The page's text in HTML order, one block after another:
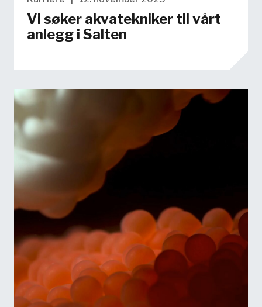
Vi søker akvatekniker til vårt
anlegg i Salten